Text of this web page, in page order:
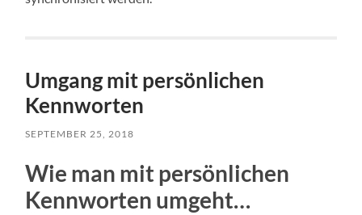
Umgang mit persönlichen
Kennworten
SEPTEMBER 25, 2018
Wie man mit persönlichen
Kennworten umgeht…